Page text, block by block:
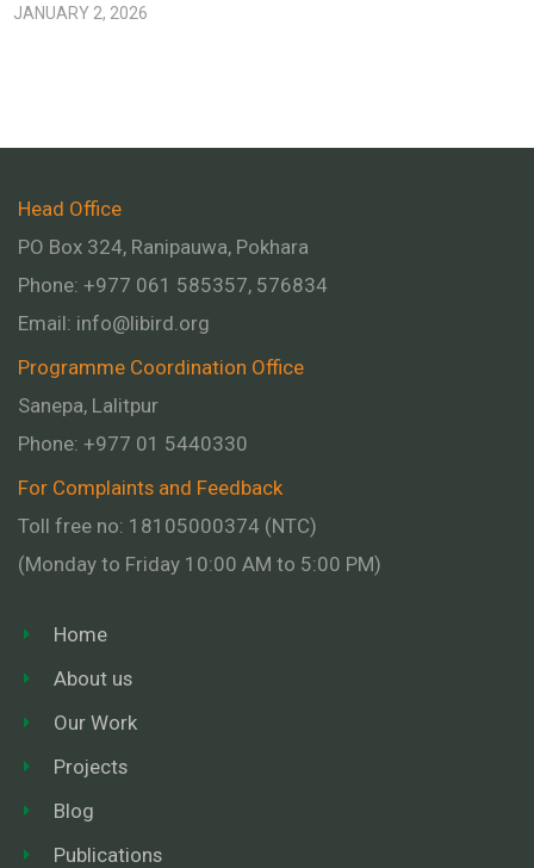
JANUARY 2, 2026
Head Office
PO Box 324, Ranipauwa, Pokhara
Phone: +977 061 585357, 576834
Email: info@libird.org
Programme Coordination Office
Sanepa, Lalitpur
Phone: +977 01 5440330
For Complaints and Feedback
Toll free no: 18105000374 (NTC)
(Monday to Friday 10:00 AM to 5:00 PM)
Home
About us
Our Work
Projects
Blog
Publications